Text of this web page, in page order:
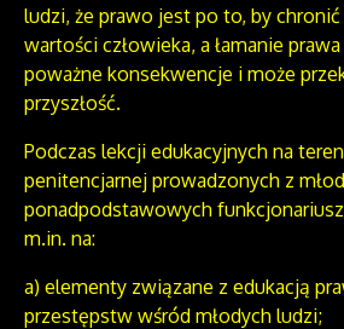
ludzi, że prawo jest po to, by
wartości człowieka, a łamanie
poważne konsekwencje i może
przyszłość.
Podczas lekcji edukacyjnych na
penitencjarnej prowadzonych z
ponadpodstawowych
m.in. na:
a) elementy związane z edukacją
przestępstw wśród młodych ludzi;